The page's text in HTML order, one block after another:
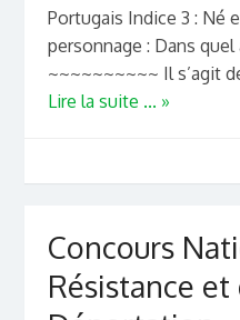
Portugais Indice 3 : Né
personnage : Dans
~~~~~~~~~~ Il s’agit
Lire la suite ... »
Concours
Résistance et